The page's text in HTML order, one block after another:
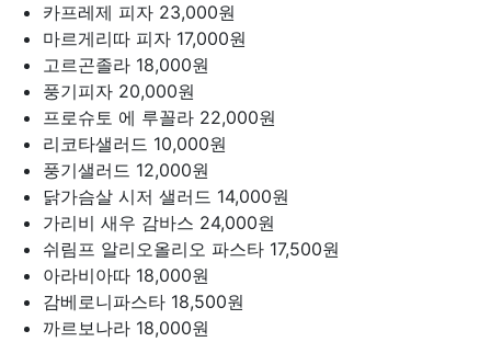
카프레제 피자 23,000원
마르게리따 피자 17,000원
고르곤졸라 18,000원
풍기피자 20,000원
프로슈토 에 루꼴라 22,000원
리코타샐러드 10,000원
풍기샐러드 12,000원
닭가슴살 시저 샐러드 14,000원
가리비 새우 감바스 24,000원
쉬림프 알리오올리오 파스타 17,500원
아라비아따 18,000원
감베로니파스타 18,500원
까르보나라 18,000원